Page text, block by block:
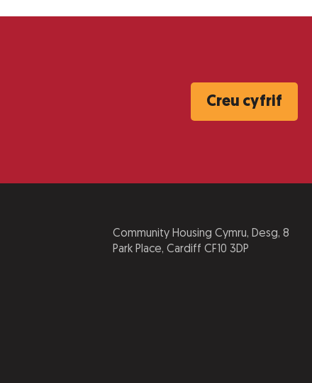
Creu cyfrif
Community Housing Cymru, Desg, 8
Park Place, Cardiff CF10 3DP